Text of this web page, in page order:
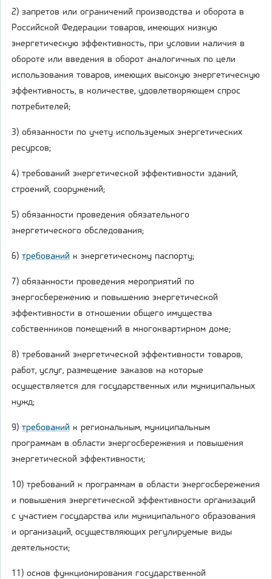
2) запретов или ограничений производства и оборота в
Российской Федерации товаров, имеющих низкую
энергетическую эффективность, при условии наличия в
обороте или введения в оборот аналогичных по цели
использования товаров, имеющих высокую энергетическую
эффективность, в количестве, удовлетворяющем спрос
потребителей;
3) обязанности по учету используемых энергетических
ресурсов;
4) требований энергетической эффективности зданий,
строений, сооружений;
5) обязанности проведения обязательного
энергетического обследования;
6) требований к энергетическому паспорту;
7) обязанности проведения мероприятий по
энергосбережению и повышению энергетической
эффективности в отношении общего имущества
собственников помещений в многоквартирном доме;
8) требований энергетической эффективности товаров,
работ, услуг, размещение заказов на которые
осуществляется для государственных или муниципальных
нужд;
9) требований к региональным, муниципальным
программам в области энергосбережения и повышения
энергетической эффективности;
10) требований к программам в области энергосбережения
и повышения энергетической эффективности организаций
с участием государства или муниципального образования
и организаций, осуществляющих регулируемые виды
деятельности;
11) основ функционирования государственной